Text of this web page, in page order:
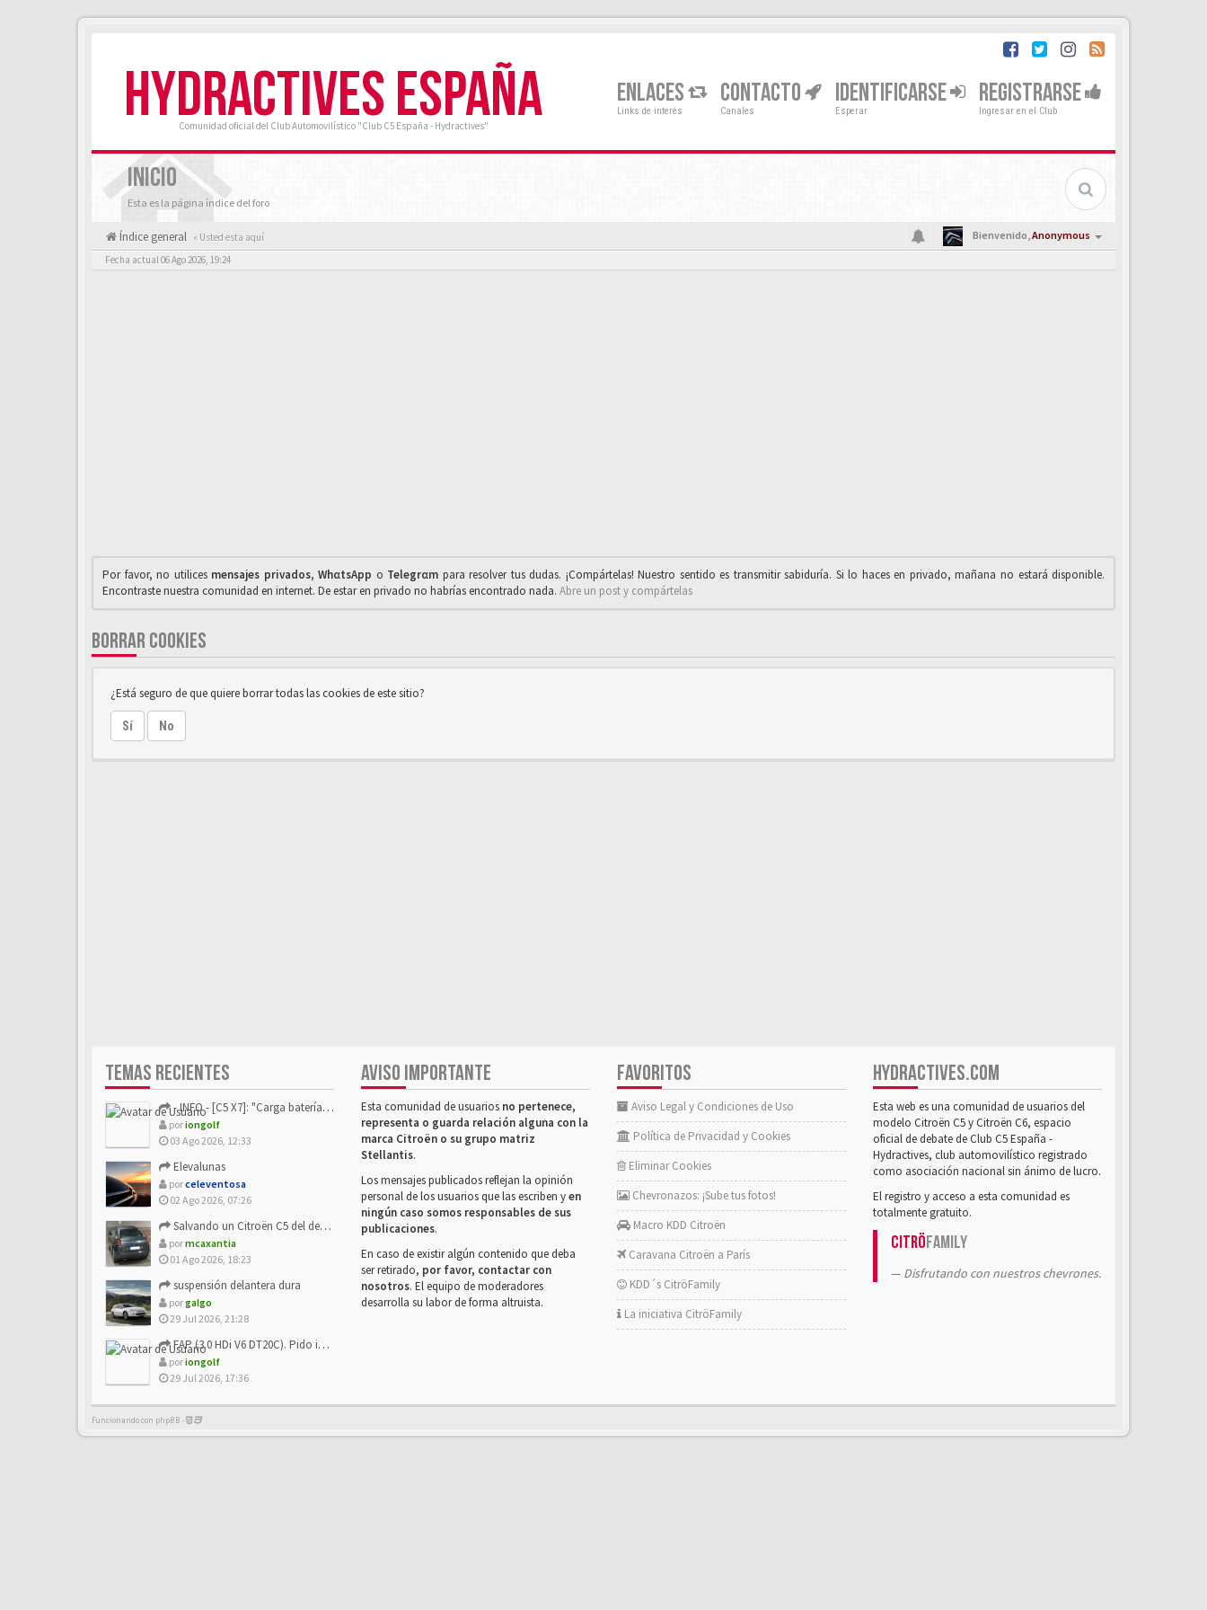
HYDRACTIVES ESPAÑA
Comunidad oficial del Club Automovilístico "Club C5 España - Hydractives"
ENLACES
Links de interés
CONTACTO
Canales
IDENTIFICARSE
Esperar
REGISTRARSE
Ingresar en el Club
INICIO
Esta es la página índice del foro
Índice general « Usted esta aquí Bienvenido,Anonymous
Fecha actual 06 Ago 2026, 19:24
Por favor, no utilices mensajes privados,WhαtsApp o Telegrαm para resolver tus dudas. ¡Compártelas! Nuestro sentido es transmitir sabiduría. Si lo haces en privado, mañana no estará disponible.
Encontraste nuestra comunidad en internet. De estar en privado no habrías encontrado nada. Abre un post y compártelas
BORRAR COOKIES
¿Está seguro de que quiere borrar todas las cookies de este sitio?
Sí No
TEMAS RECIENTES
- INFO - [C5 X7]: "Carga batería o alimentación eléctri...
poriongolf
03 Ago 2026, 12:33
Elevalunas
porceleventosa
02 Ago 2026, 07:26
Salvando un Citroën C5 del desguace: Presentación y seguimiento
pormcaxantia
01 Ago 2026, 18:23
suspensión delantera dura
porgalgo
29 Jul 2026, 21:28
FAP (3.0 HDi V6 DT20C). Pido info sobre su sustitución
poriongolf
29 Jul 2026, 17:36
AVISO IMPORTANTE
Esta comunidad de usuarios no pertenece,
representa o guarda relación alguna con la
marca Citroën o su grupo matriz
Stellantis.
Los mensajes publicados reflejan la opinión
personal de los usuarios que las escriben yen
ningún caso somos responsables de sus
publicaciones.
En caso de existir algún contenido que deba
ser retirado, por favor, contactar con
nosotros. El equipo de moderadores
desarrolla su labor de forma altruista.
FAVORITOS
Aviso Legal y Condiciones de Uso
Política de Privacidad y Cookies
Eliminar Cookies
Chevronazos: ¡Sube tus fotos!
Macro KDD Citroën
Caravana Citroën a París
KDD´s CitröFamily
La iniciativa CitröFamily
HYDRACTIVES.COM
Esta web es una comunidad de usuarios del
modelo Citroën C5 y Citroën C6, espacio
oficial de debate de Club C5 España -
Hydractives, club automovilístico registrado
como asociación nacional sin ánimo de lucro.
El registro y acceso a esta comunidad es
totalmente gratuito.
CitröFamily
Disfrutando con nuestros chevrones.
Funcionando con phpBB -